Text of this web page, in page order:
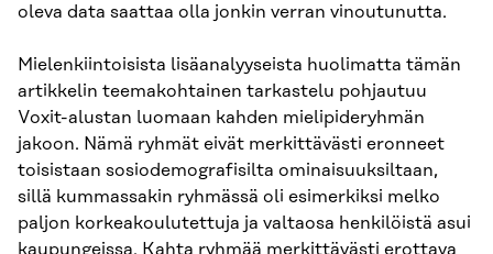
oleva data saattaa olla jonkin verran vinoutunutta.
Mielenkiintoisista lisäanalyyseista huolimatta tämän
artikkelin teemakohtainen tarkastelu pohjautuu
Voxit-alustan luomaan kahden mielipideryhmän
jakoon. Nämä ryhmät eivät merkittävästi eronneet
toisistaan sosiodemografisilta ominaisuuksiltaan,
sillä kummassakin ryhmässä oli esimerkiksi melko
paljon korkeakoulutettuja ja valtaosa henkilöistä asui
kaupungeissa. Kahta ryhmää merkittävästi erottava